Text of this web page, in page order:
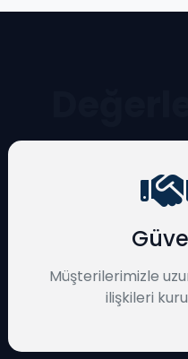
Müşterilerimizle
ilişkileri